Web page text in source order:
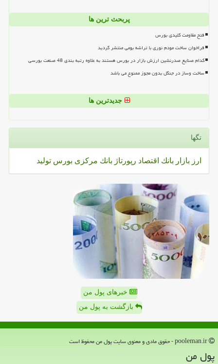
پربحث ترین ها
فتح مقاومت کلیدی بورس
فراخوان ساخت مودم نوری با تراشه بومی منتشر گردید
کدام صنایع صدرنشین ارزش بازار در بورس هستند به علاوه رتبه بندی 48 صنعت بورسی
ساخت وساز در جنگل بدون مجوز ممنوع می باشد
جدیدترین ها
تگها
ارز بازار بانك اقتصاد رپورتاژ بانك مركزی بورس تولید
خبرهای پول من
بازگشت به پول من
پول من